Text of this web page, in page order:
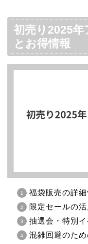
初売り2025
とお得情報
福袋販売の詳
限定セールの
抽選会・特別
混雑回避のた